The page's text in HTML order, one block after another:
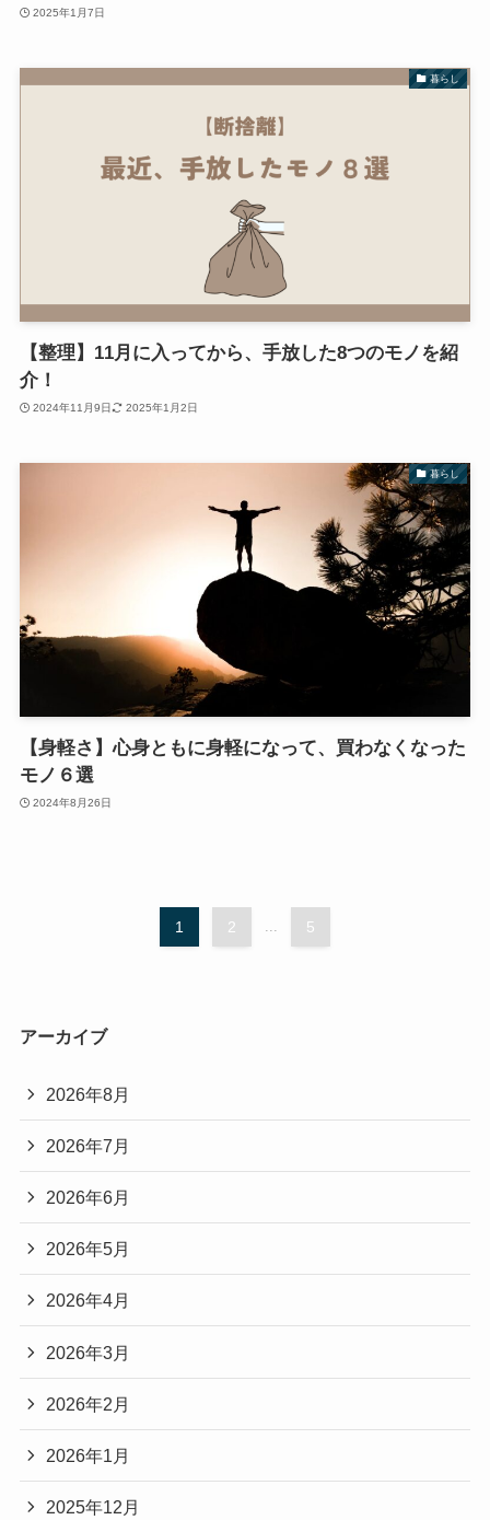
2025年1月7日
暮らし
【整理】11月に入ってから、手放した8つのモノを紹
介！
2024年11月9日 2025年1月2日
暮らし
【身軽さ】心身ともに身軽になって、買わなくなった
モノ６選
2024年8月26日
1 2 5
アーカイブ
2026年8月
2026年7月
2026年6月
2026年5月
2026年4月
2026年3月
2026年2月
2026年1月
2025年12月